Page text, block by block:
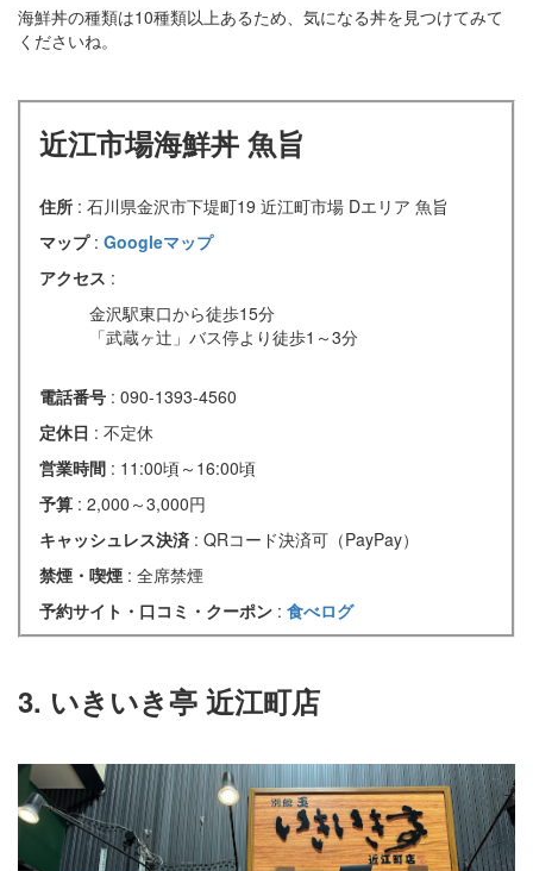
海鮮丼の種類は10種類以上あるため、気になる丼を見つけてみて
くださいね。
近江市場海鮮丼 魚旨
住所 : 石川県金沢市下堤町19 近江町市場 Dエリア 魚旨
マップ : Googleマップ
アクセス :
金沢駅東口から徒歩15分
「武蔵ヶ辻」バス停より徒歩1～3分
電話番号 : 090-1393-4560
定休日 : 不定休
営業時間 : 11:00頃～16:00頃
予算 : 2,000～3,000円
キャッシュレス決済 : QRコード決済可（PayPay）
禁煙・喫煙 : 全席禁煙
予約サイト・口コミ・クーポン : 食べログ
3. いきいき亭 近江町店